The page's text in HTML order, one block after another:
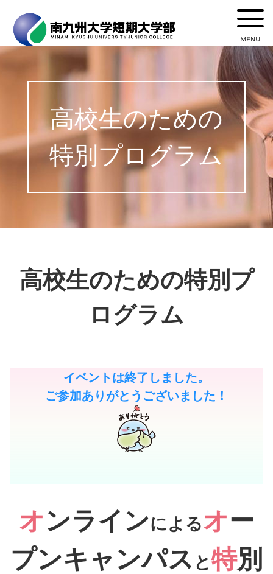
MENU
高校生のための
特別プログラム
高校生のための特別プ
ログラム
イベントは終了しました。
ご参加ありがとうございました！
オンラインによるオー
プンキャンパス と特別